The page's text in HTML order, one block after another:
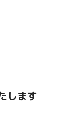
します